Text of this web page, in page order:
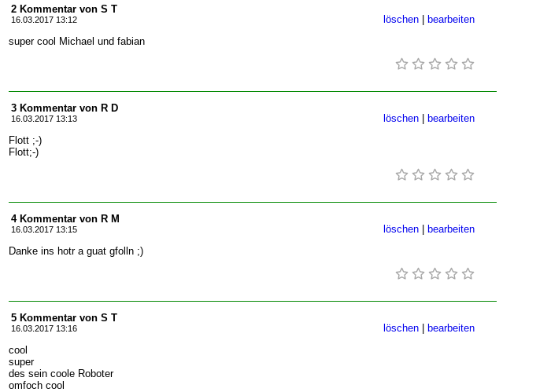
2 Kommentar von S T
16.03.2017 13:12 bearbeiten
löschen
super cool Michael und fabian
3 Kommentar von R D
16.03.2017 13:13 bearbeiten
löschen
Flott ;-)
Flott;-)
4 Kommentar von R M
16.03.2017 13:15 bearbeiten
löschen
Danke ins hotr a guat gfolln ;)
5 Kommentar von S T
16.03.2017 13:16 bearbeiten
löschen
cool
super
des sein coole Roboter
omfoch cool